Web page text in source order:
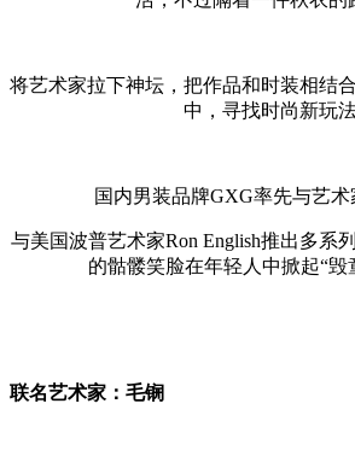
将艺术家拉下神坛，把作品和时装相结
中，寻找时尚新玩
国内男装品牌GXG率先与艺
与美国波普艺术家Ron English推出多系
的骷髅笑脸在年轻人中掀起“毁
联名艺术家：毛锎